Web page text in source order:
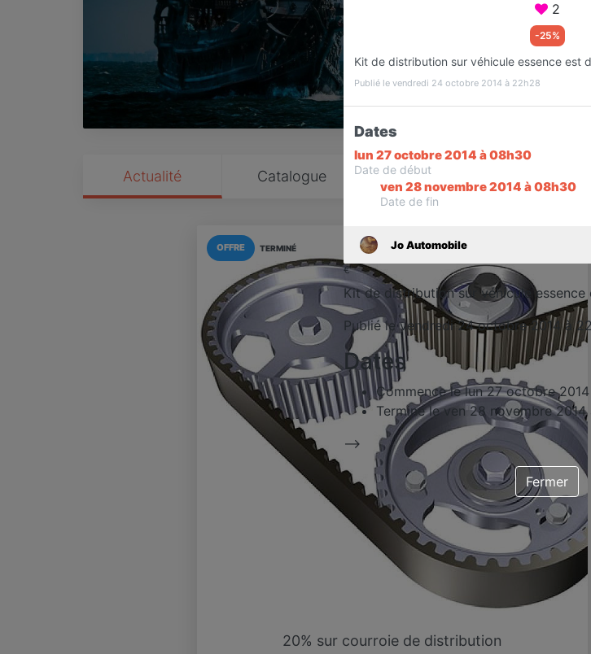
Actualité Catalogue Infos
TERMINÉ
OFFRE
20% sur courroie de distribution
2
-25%
Kit de distribution sur véhicule essence est
Publié le vendredi 24 octobre 2014 à 22h28
Dates
lun 27 octobre 2014 à 08h30
Date de début
ven 28 novembre 2014 à 08h30
Date de fin
Jo Automobile
€
Kit de distribution sur véhicule essence
Publié le vendredi 24 octobre 2014 à
Dates
Commence lelun 27 octobre
Termine leven 28 novembre 2014
-->
Fermer